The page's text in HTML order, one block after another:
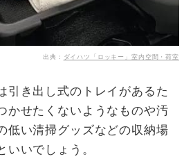
出典： ダイハツ「ロッキー」室内空間・荷室
引き出し式のトレイがあるた
かせたくないようなものや汚
低い清掃グッズなどの収納場
いいでしょう。